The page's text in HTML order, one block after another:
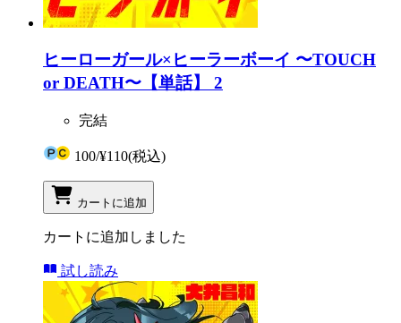
ヒーローガール×ヒーラーボーイ 〜TOUCH
or DEATH〜【単話】 2
完結
100/¥110(税込)
カートに追加
カートに追加しました
試し読み